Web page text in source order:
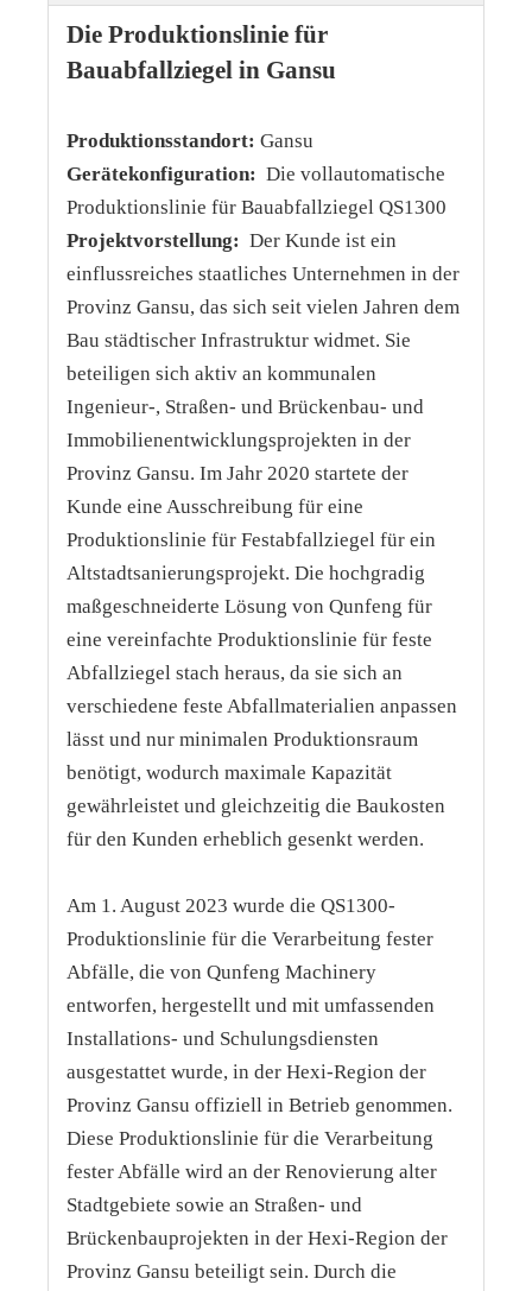
Die Produktionslinie für
Bauabfallziegel in Gansu
Produktionsstandort: Gansu
Gerätekonfiguration: Die vollautomatische
Produktionslinie für Bauabfallziegel QS1300
Projektvorstellung: Der Kunde ist ein
einflussreiches staatliches Unternehmen in der
Provinz Gansu, das sich seit vielen Jahren dem
Bau städtischer Infrastruktur widmet. Sie
beteiligen sich aktiv an kommunalen
Ingenieur-, Straßen- und Brückenbau- und
Immobilienentwicklungsprojekten in der
Provinz Gansu. Im Jahr 2020 startete der
Kunde eine Ausschreibung für eine
Produktionslinie für Festabfallziegel für ein
Altstadtsanierungsprojekt. Die hochgradig
maßgeschneiderte Lösung von Qunfeng für
eine vereinfachte Produktionslinie für feste
Abfallziegel stach heraus, da sie sich an
verschiedene feste Abfallmaterialien anpassen
lässt und nur minimalen Produktionsraum
benötigt, wodurch maximale Kapazität
gewährleistet und gleichzeitig die Baukosten
für den Kunden erheblich gesenkt werden.
Am 1. August 2023 wurde die QS1300-
Produktionslinie für die Verarbeitung fester
Abfälle, die von Qunfeng Machinery
entworfen, hergestellt und mit umfassenden
Installations- und Schulungsdiensten
ausgestattet wurde, in der Hexi-Region der
Provinz Gansu offiziell in Betrieb genommen.
Diese Produktionslinie für die Verarbeitung
fester Abfälle wird an der Renovierung alter
Stadtgebiete sowie an Straßen- und
Brückenbauprojekten in der Hexi-Region der
Provinz Gansu beteiligt sein. Durch die